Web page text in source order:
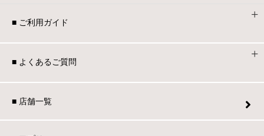
■ ご利用ガイド
■ よくあるご質問
■ 店舗一覧